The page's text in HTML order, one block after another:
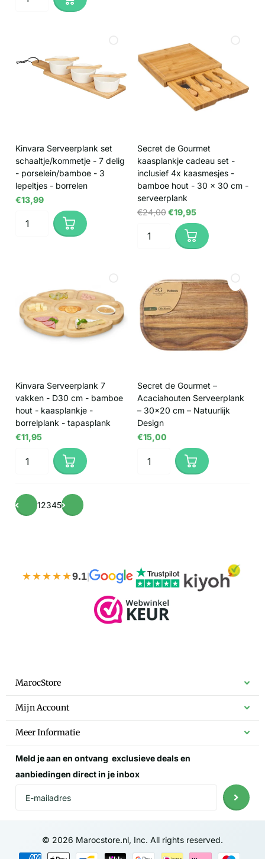
Kinvara Serveerplank set
schaaltje/kommetje - 7 delig
- porselein/bamboe - 3
lepeltjes - borrelen
€13,99
Secret de Gourmet
kaasplankje cadeau set -
inclusief 4x kaasmesjes -
bamboe hout - 30 x 30 cm -
serveerplank
€24,00€19,95
Kinvara Serveerplank 7
vakken - D30 cm - bamboe
hout - kaasplankje -
borrelplank - tapasplank
€11,95
Secret de Gourmet –
Acaciahouten Serveerplank
– 30×20 cm – Natuurlijk
Design
€15,00
12345
★★★★★9.1 |
MarocStore
Mijn Account
Meer Informatie
Meld je aan en ontvang exclusieve dealsen
aanbiedingen direct in je inbox
© 2026 Marocstore.nl, Inc. All rights reserved.